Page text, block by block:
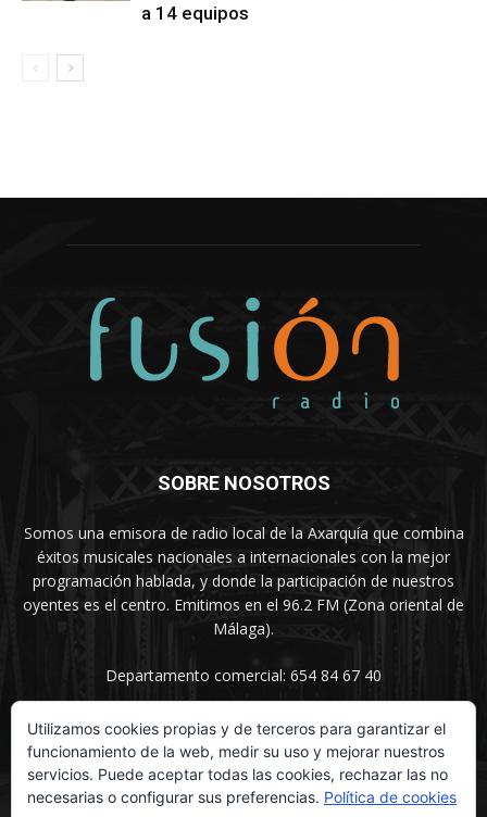
a 14 equipos
SOBRE NOSOTROS
Somos una emisora de radio local de la Axarquía que combina
éxitos musicales nacionales a internacionales con la mejor
programación hablada, y donde la participación de nuestros
oyentes es el centro. Emitimos en el 96.2 FM (Zona oriental de
Málaga).
Departamento comercial: 654 84 67 40
SÍGUENOS
Utilizamos cookies propias y de terceros para garantizar el
funcionamiento de la web, medir su uso y mejorar nuestros
servicios. Puede aceptar todas las cookies, rechazar las no
necesarias o configurar sus preferencias. Política de cookies